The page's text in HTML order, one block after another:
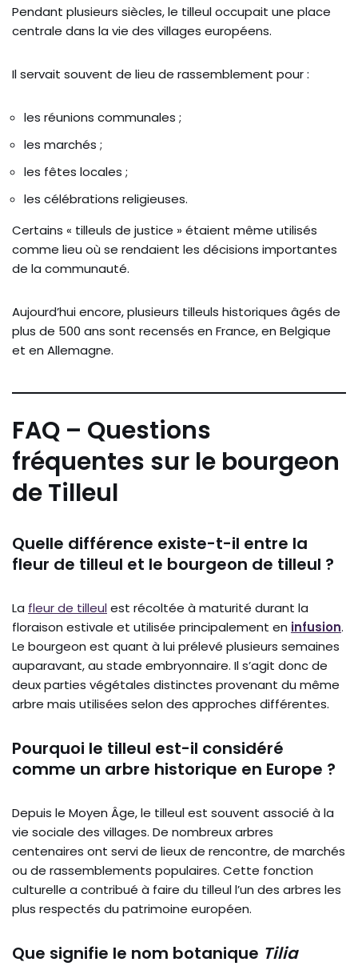
Pendant plusieurs siècles, le tilleul occupait une place
centrale dans la vie des villages européens.
Il servait souvent de lieu de rassemblement pour :
les réunions communales ;
les marchés ;
les fêtes locales ;
les célébrations religieuses.
Certains « tilleuls de justice » étaient même utilisés
comme lieu où se rendaient les décisions importantes
de la communauté.
Aujourd’hui encore, plusieurs tilleuls historiques âgés de
plus de 500 ans sont recensés en France, en Belgique
et en Allemagne.
FAQ – Questions
fréquentes sur le bourgeon
de Tilleul
Quelle différence existe-t-il entre la
fleur de tilleul et le bourgeon de tilleul ?
La fleur de tilleulest récoltée à maturité durant la
floraison estivale et utilisée principalement en infusion.
Le bourgeon est quant à lui prélevé plusieurs semaines
auparavant, au stade embryonnaire. Il s’agit donc de
deux parties végétales distinctes provenant du même
arbre mais utilisées selon des approches différentes.
Pourquoi le tilleul est-il considéré
comme un arbre historique en Europe ?
Depuis le Moyen Âge, le tilleul est souvent associé à la
vie sociale des villages. De nombreux arbres
centenaires ont servi de lieux de rencontre, de marchés
ou de rassemblements populaires. Cette fonction
culturelle a contribué à faire du tilleul l’un des arbres les
plus respectés du patrimoine européen.
Que signifie le nom botanique Tilia